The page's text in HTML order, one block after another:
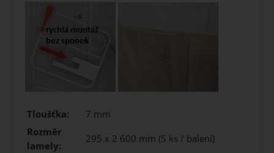
Tloušťka:
7 mm
Rozměr
lamely:
295 x 2 600 mm (5 ks / balení)